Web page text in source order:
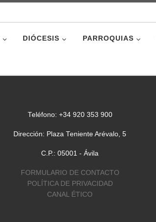
DIÓCESIS PARROQUIAS
Teléfono: +34 920 353 900
Dirección: Plaza Teniente Arévalo, 5
C.P.: 05001 - Ávila
FORMULARIO DE CONTACTO
POLÍTICA DE PRIVACIDAD
CANAL ÉTICO